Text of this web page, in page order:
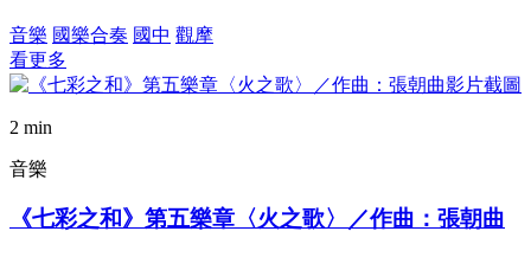
音樂 國樂合奏 國中 觀摩
看更多
2 min
音樂
《七彩之和》第五樂章〈火之歌〉／作曲：張朝曲